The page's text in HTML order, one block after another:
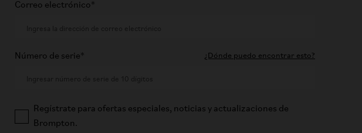
Correo electrónico*
¿Dónde puedo encontrar esto?
Número de serie*
Regístrate para ofertas especiales, noticias y actualizaciones de
Brompton.